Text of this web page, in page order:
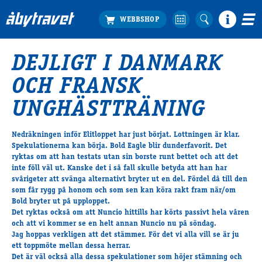
Köp biljett
Travprogrammet
Boka ställplats
Bra att veta
Restauranger
Catering by Lyon
Hotell nära oss
Nybörjar­guide
Presentkort
Tävlingsdagar
FAQ
DEJLIGT I DANMARK
OCH FRANSK
UNGHÄSTTRÄNING
Nedräkningen inför Elitloppet har just börjat. Lottningen är klar.
Spekulationerna kan börja. Bold Eagle blir dunderfavorit. Det
ryktas om att han testats utan sin borste runt bettet och att det
inte föll väl ut. Kanske det i sâ fall skulle betyda att han har
svârigeter att svänga alternativt bryter ut en del. Fördel dâ till den
som fâr rygg pâ honom och som sen kan köra rakt fram när/om
Bold bryter ut pâ upploppet.
Det ryktas ocksâ om att Nuncio hittills har körts passivt hela vâren
och att vi kommer se en helt annan Nuncio nu pâ söndag.
Jag hoppas verkligen att det stämmer. För det vi alla vill se är ju
ett toppmöte mellan dessa herrar.
Det är väl ocksâ alla dessa spekulationer som höjer stämning och